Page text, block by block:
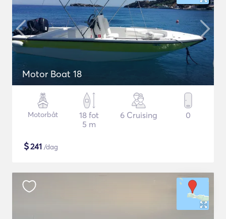
Motor Boat 18
Motorbåt
18 fot
5 m
6 Cruising 0
$241 /dag